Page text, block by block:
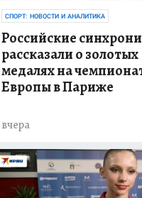
СПОРТ: НОВОСТИ И АНАЛИТИКА
Российские
рассказали о золотых
медалях на
Европы в Париже
вчера